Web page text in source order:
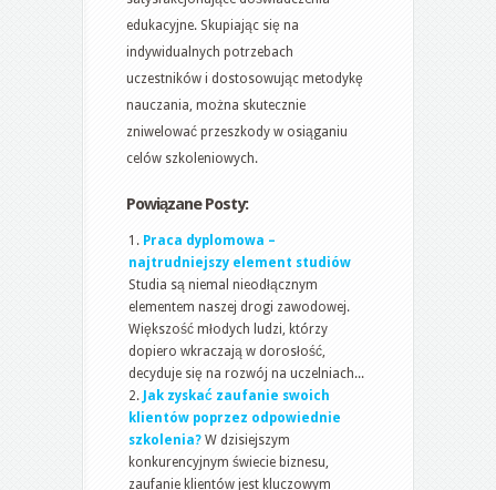
edukacyjne. Skupiając się na
indywidualnych potrzebach
uczestników i dostosowując metodykę
nauczania, można skutecznie
zniwelować przeszkody w osiąganiu
celów szkoleniowych.
Powiązane Posty:
Praca dyplomowa –
najtrudniejszy element studiów
Studia są niemal nieodłącznym
elementem naszej drogi zawodowej.
Większość młodych ludzi, którzy
dopiero wkraczają w dorosłość,
decyduje się na rozwój na uczelniach...
Jak zyskać zaufanie swoich
klientów poprzez odpowiednie
szkolenia? W dzisiejszym
konkurencyjnym świecie biznesu,
zaufanie klientów jest kluczowym